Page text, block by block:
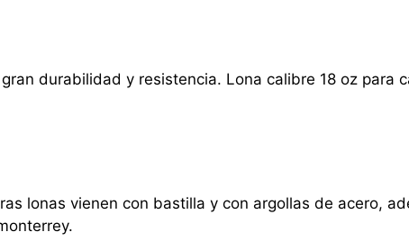
durabilidad y resistencia. Lona calibre 18 oz para
lonas vienen con bastilla y con argollas de acero,